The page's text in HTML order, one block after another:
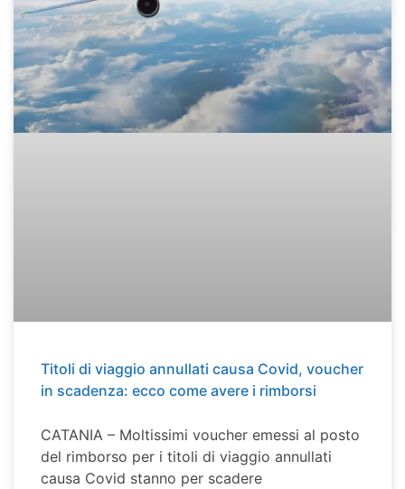
Titoli di viaggio annullati causa Covid, voucher
in scadenza: ecco come avere i rimborsi
CATANIA – Moltissimi voucher emessi al posto
del rimborso per i titoli di viaggio annullati
causa Covid stanno per scadere